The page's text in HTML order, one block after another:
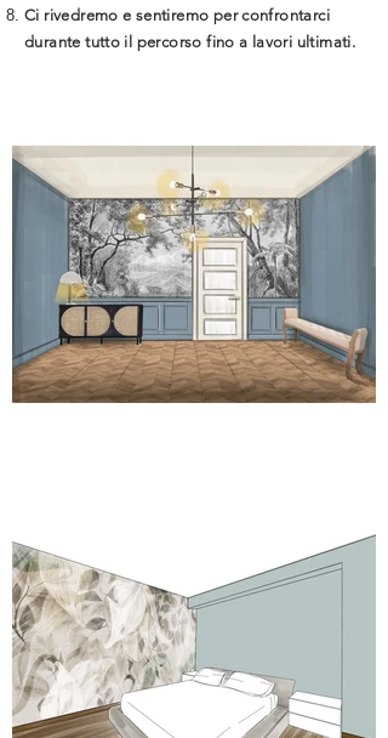
Ci rivedremo e sentiremo per confrontarci
durante tutto il percorso fino a lavori ultimati.